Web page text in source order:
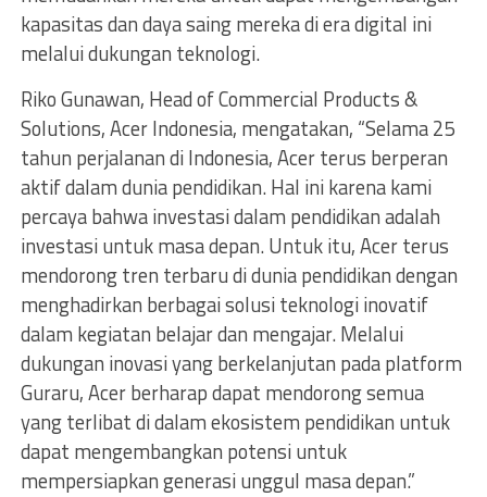
kapasitas dan daya saing mereka di era digital ini
melalui dukungan teknologi.
Riko Gunawan, Head of Commercial Products &
Solutions, Acer Indonesia, mengatakan, “Selama 25
tahun perjalanan di Indonesia, Acer terus berperan
aktif dalam dunia pendidikan. Hal ini karena kami
percaya bahwa investasi dalam pendidikan adalah
investasi untuk masa depan. Untuk itu, Acer terus
mendorong tren terbaru di dunia pendidikan dengan
menghadirkan berbagai solusi teknologi inovatif
dalam kegiatan belajar dan mengajar. Melalui
dukungan inovasi yang berkelanjutan pada platform
Guraru, Acer berharap dapat mendorong semua
yang terlibat di dalam ekosistem pendidikan untuk
dapat mengembangkan potensi untuk
mempersiapkan generasi unggul masa depan.”